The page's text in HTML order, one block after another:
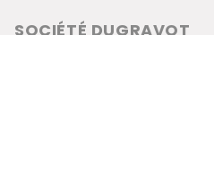
SOCIÉTÉ DUGRAVOT